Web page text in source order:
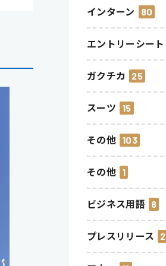
インターン 80
エントリーシート
ガクチカ 25
スーツ 15
その他 103
その他 1
ビジネス用語 8
プレスリリース 2